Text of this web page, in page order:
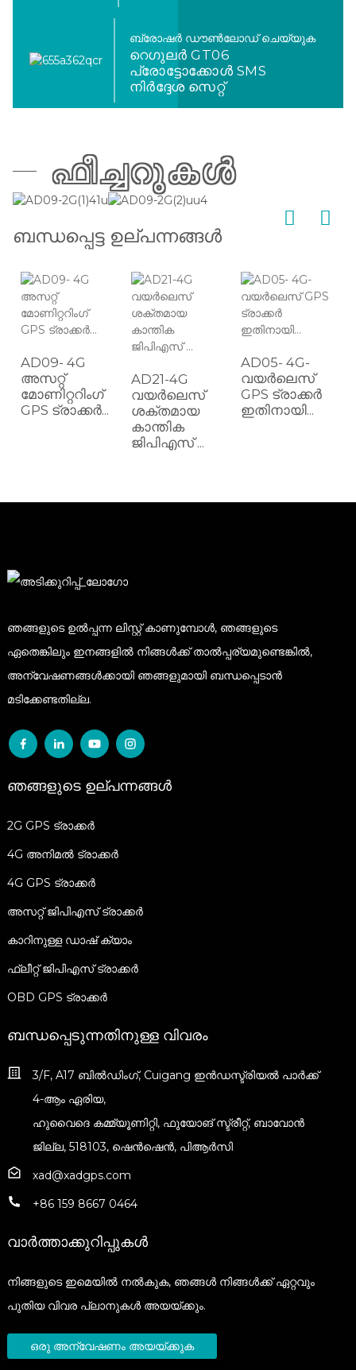
ബ്രോഷർ ഡൗൺലോഡ് ചെയ്യുക
റെഗുലർ GT06
പ്രോട്ടോക്കോൾ SMS
നിർദ്ദേശ സെറ്റ്
ഫീച്ചറുകൾ
ബന്ധപ്പെട്ട ഉല്പന്നങ്ങൾ
AD09- 4G
അസറ്റ്
മോണിറ്ററിംഗ്
GPS ട്രാക്കർ...
AD21-4G
വയർലെസ്
ശക്തമായ
കാന്തിക
ജിപിഎസ് ...
AD05- 4G-
വയർലെസ്
GPS ട്രാക്കർ
ഇതിനായി...
ഞങ്ങളുടെ ഉൽപ്പന്ന ലിസ്റ്റ് കാണുമ്പോൾ, ഞങ്ങളുടെ
ഏതെങ്കിലും ഇനങ്ങളിൽ നിങ്ങൾക്ക് താൽപ്പര്യമുണ്ടെങ്കിൽ,
അന്വേഷണങ്ങൾക്കായി ഞങ്ങളുമായി ബന്ധപ്പെടാൻ
മടിക്കേണ്ടതില്ല.
ഞങ്ങളുടെ ഉല്പന്നങ്ങൾ
2G GPS ട്രാക്കർ
4G അനിമൽ ട്രാക്കർ
4G GPS ട്രാക്കർ
അസറ്റ് ജിപിഎസ് ട്രാക്കർ
കാറിനുള്ള ഡാഷ് ക്യാം
ഫ്ലീറ്റ് ജിപിഎസ് ട്രാക്കർ
OBD GPS ട്രാക്കർ
ബന്ധപ്പെടുന്നതിനുള്ള വിവരം
3/F, A17 ബിൽഡിംഗ്, Cuigang ഇൻഡസ്ട്രിയൽ പാർക്ക്
4-ആം ഏരിയ,
ഹുവൈദെ കമ്മ്യൂണിറ്റി, ഫുയോങ് സ്ട്രീറ്റ്, ബാവോൻ
ജില്ല, 518103, ഷെൻഷെൻ, പിആർസി
xad@xadgps.com
+86 159 8667 0464
വാർത്താക്കുറിപ്പുകൾ
നിങ്ങളുടെ ഇമെയിൽ നൽകുക, ഞങ്ങൾ നിങ്ങൾക്ക് ഏറ്റവും
പുതിയ വിവര പ്ലാനുകൾ അയയ്ക്കും.
ഒരു അന്വേഷണം അയയ്ക്കുക